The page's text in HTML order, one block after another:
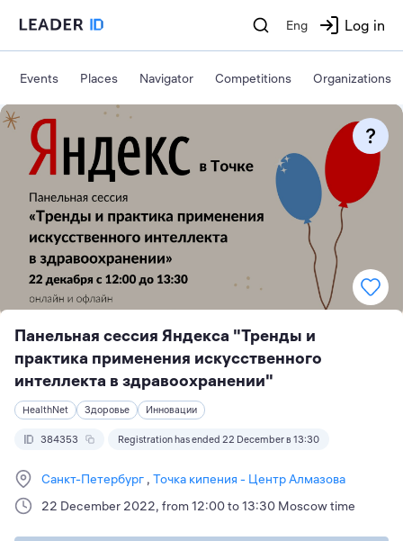
Eng Log in
Events Places Navigator Competitions Organizations
Панельная сессия Яндекса "Тренды и
практика применения искусственного
интеллекта в здравоохранении"
HealthNet Здоровье Инновации
384353 Registration has ended 22 December в 13:30
Санкт-Петербург Точка кипения - Центр Алмазова
22 December 2022, from 12:00 to 13:30 Moscow time